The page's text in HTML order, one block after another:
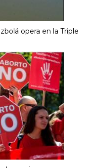
opera en la Triple